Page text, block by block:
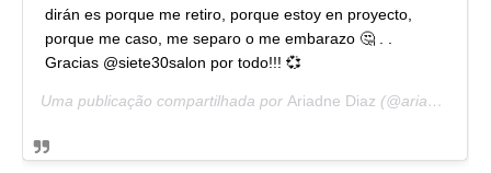
dirán es porque me retiro, porque estoy en proyecto,
porque me caso, me separo o me embarazo 🤔 . .
Gracias @siete30salon por todo!!! 💞
Uma publicação compartilhada por Ariadne Diaz (@ariadne_diaz) em